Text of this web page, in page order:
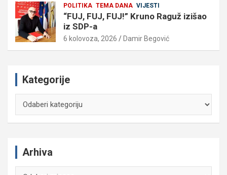
POLITIKA TEMA DANA VIJESTI
“FUJ, FUJ, FUJ!” Kruno Raguž izišao
iz SDP-a
6 kolovoza, 2026 Damir Begović
Kategorije
Arhiva